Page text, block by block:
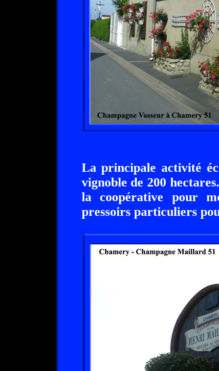
La principale activité
vignoble de 200
la coopérative pour
pressoirs particuliers